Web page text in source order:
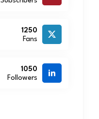
1250
Fans
1050
Followers